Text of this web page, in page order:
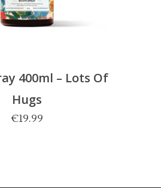
400ml – Lots Of
Hugs
€19.99